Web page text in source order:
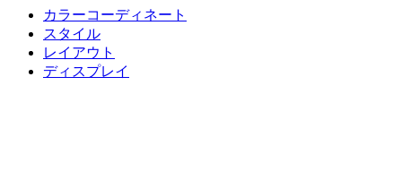
カラーコーディネート
スタイル
レイアウト
ディスプレイ